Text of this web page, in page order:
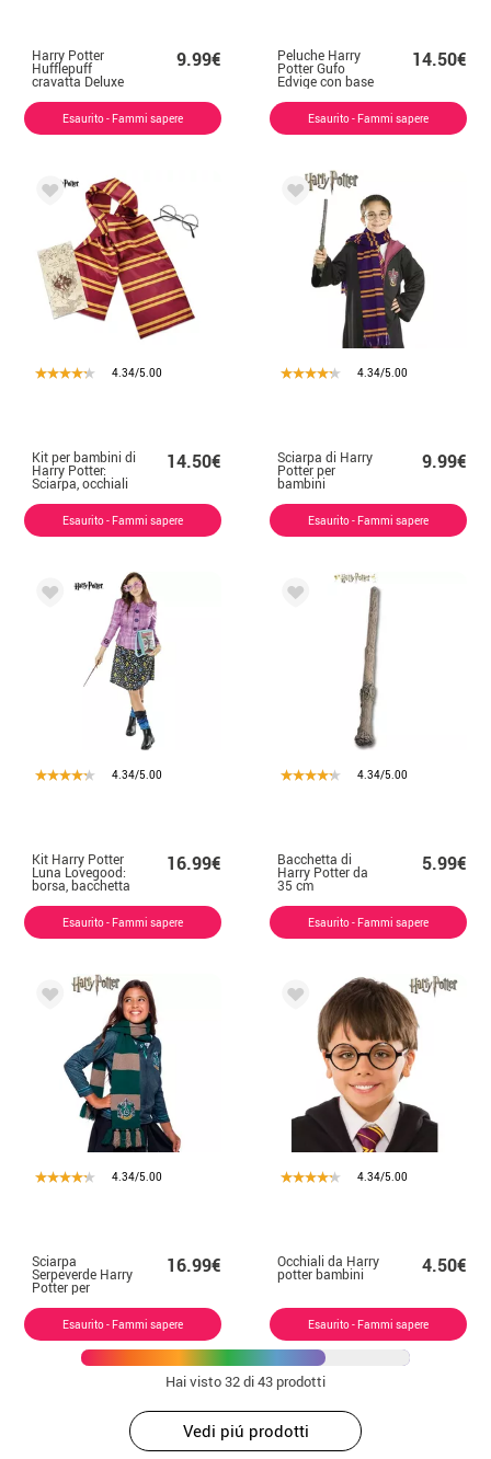
Harry Potter
Hufflepuff
cravatta Deluxe
9.99€
Esaurito - Fammi sapere
Peluche Harry
Potter Gufo
Edvige con base
di supporto per il
braccio
14.50€
Esaurito - Fammi sapere
4.34/5.00
Kit per bambini di
Harry Potter:
Sciarpa, occhiali
e finta mappa del
Malandrino
14.50€
Esaurito - Fammi sapere
4.34/5.00
Sciarpa di Harry
Potter per
bambini
9.99€
Esaurito - Fammi sapere
4.34/5.00
Kit Harry Potter
Luna Lovegood:
borsa, bacchetta
e occhiali
16.99€
Esaurito - Fammi sapere
4.34/5.00
Bacchetta di
Harry Potter da
35 cm
5.99€
Esaurito - Fammi sapere
4.34/5.00
Sciarpa
Serpeverde Harry
Potter per
bambini
16.99€
Esaurito - Fammi sapere
4.34/5.00
Occhiali da Harry
potter bambini 4.50€
Esaurito - Fammi sapere
Hai visto32di 43 prodotti
Vedi piú prodotti